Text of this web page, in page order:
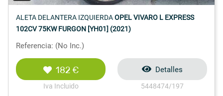
ALETA DELANTERA IZQUIERDAOPEL VIVARO L EXPRESS
102CV 75KW FURGON [YH01] (2021)
Referencia: (No Inc.)
182 €
Iva Incluido
Detalles
5448474/197